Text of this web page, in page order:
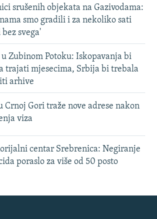
srušenih objekata na Gazivodama:
smo gradili i za nekoliko sati
svega'
Zubinom Potoku: Iskopavanja bi
trajati mjesecima, Srbija bi trebala
arhive
Crnoj Gori traže nove adrese nakon
viza
centar Srebrenica: Negiranje
poraslo za više od 50 posto